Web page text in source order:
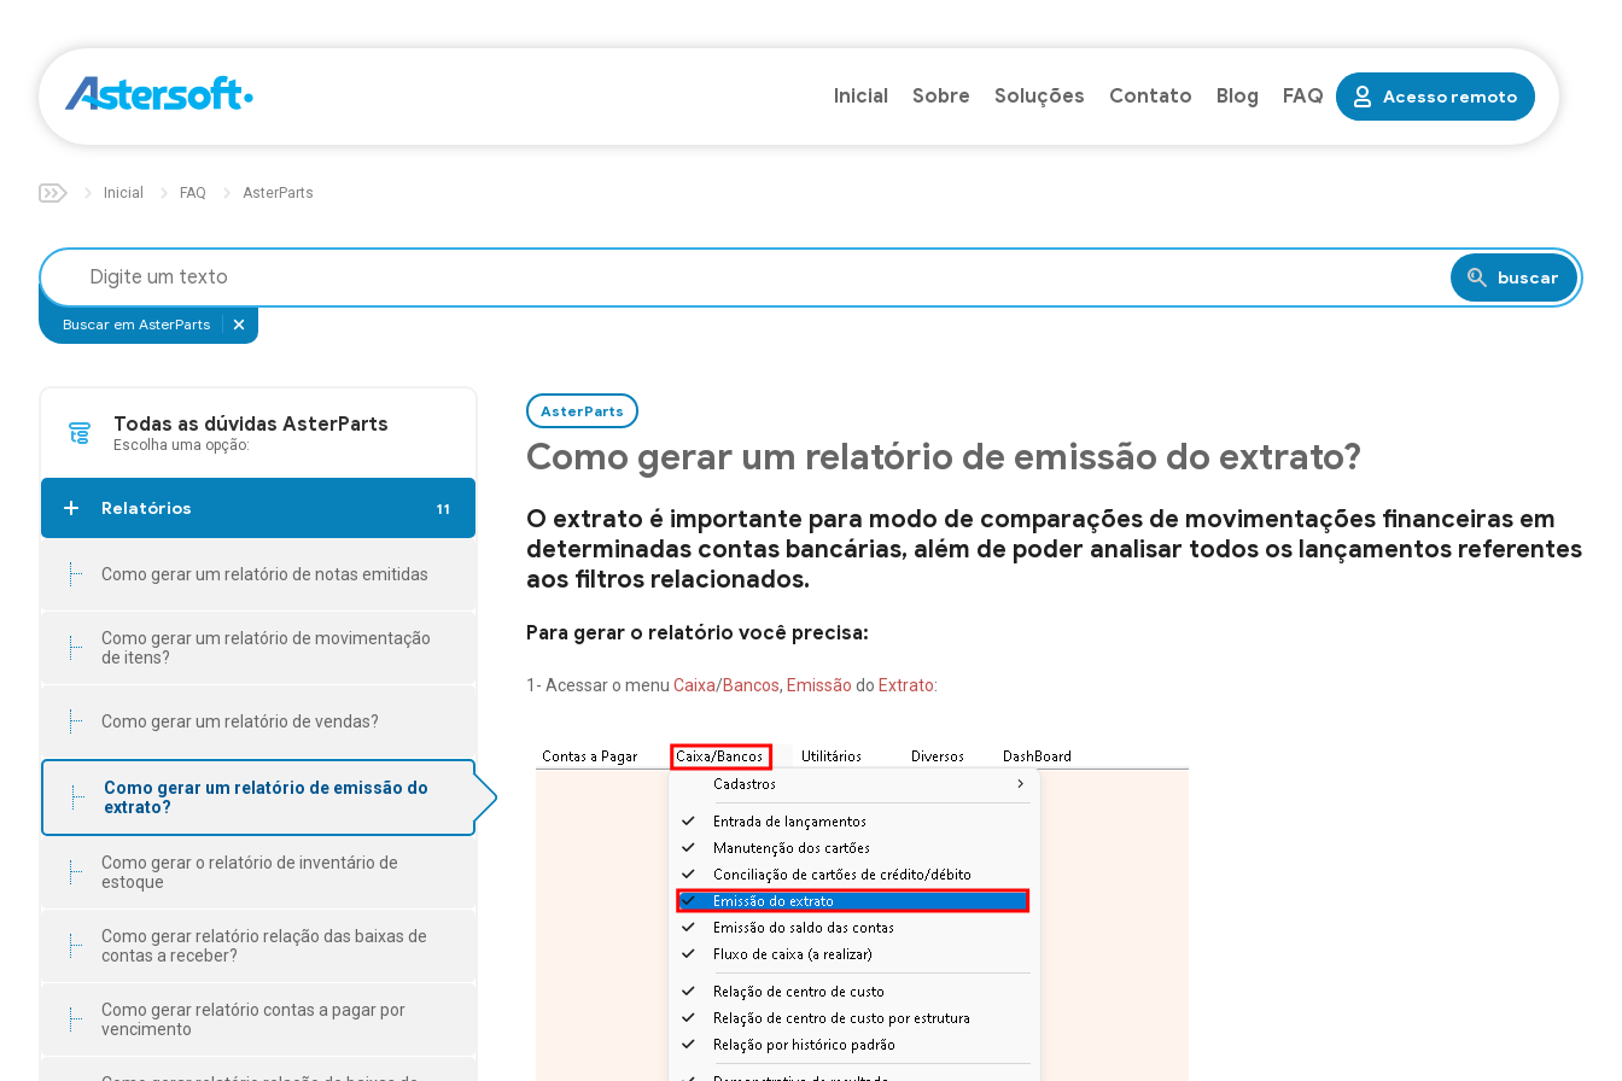
Inicial Sobre Soluções Contato Blog FAQ Acesso remoto
Inicial FAQ AsterParts
buscar
Buscar em AsterParts
AsterParts
Como gerar um relatório de emissão do extrato?
O extrato é importante para modo de comparações de movimentações financeiras em
determinadas contas bancárias, além de poder analisar todos os lançamentos referentes
aos filtros relacionados.
Para gerar o relatório você precisa:
1- Acessar o menu Caixa/Bancos, Emissão do Extrato:
Todas as dúvidas AsterParts
Escolha uma opção:
Relatórios 11
Como gerar um relatório de notas emitidas
Como gerar um relatório de movimentação
de itens?
Como gerar um relatório de vendas?
Como gerar um relatório de emissão do
extrato?
Como gerar o relatório de inventário de
estoque
Como gerar relatório relação das baixas de
contas a receber?
Como gerar relatório contas a pagar por
vencimento